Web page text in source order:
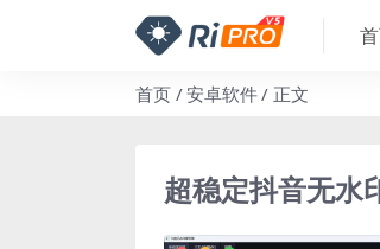
首页 安卓软件 正文
超稳定抖音无水